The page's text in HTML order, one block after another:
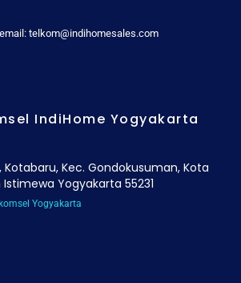
telkom@indihomesales.com
IndiHome Yogyakarta
Kotabaru, Kec. Gondokusuman, Kota
Yogyakarta 55231
Yogyakarta